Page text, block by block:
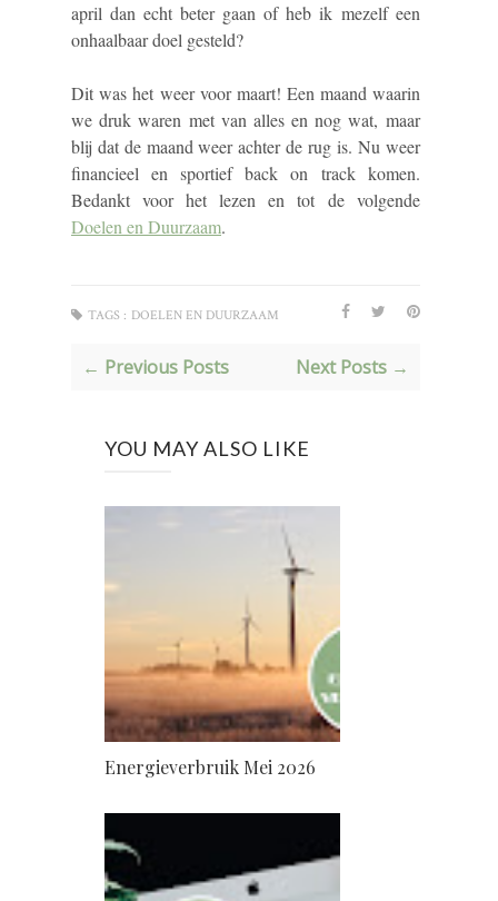
april dan echt beter gaan of heb ik mezelf een
onhaalbaar doel gesteld?
Dit was het weer voor maart! Een maand waarin
we druk waren met van alles en nog wat, maar
blij dat de maand weer achter de rug is. Nu weer
financieel en sportief back on track komen.
Bedankt voor het lezen en tot de volgende
Doelen en Duurzaam.
TAGS : DOELEN EN DUURZAAM
← Previous Posts Next Posts →
YOU MAY ALSO LIKE
Energieverbruik Mei 2026